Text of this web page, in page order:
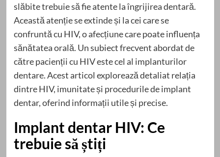
slăbite trebuie să fie atente la îngrijirea dentară.
Această atenție se extinde și la cei care se
confruntă cu HIV, o afecțiune care poate influența
sănătatea orală. Un subiect frecvent abordat de
către pacienții cu HIV este cel al implanturilor
dentare. Acest articol explorează detaliat relația
dintre HIV, imunitate și procedurile de implant
dentar, oferind informații utile și precise.
Implant dentar HIV: Ce
trebuie să știți